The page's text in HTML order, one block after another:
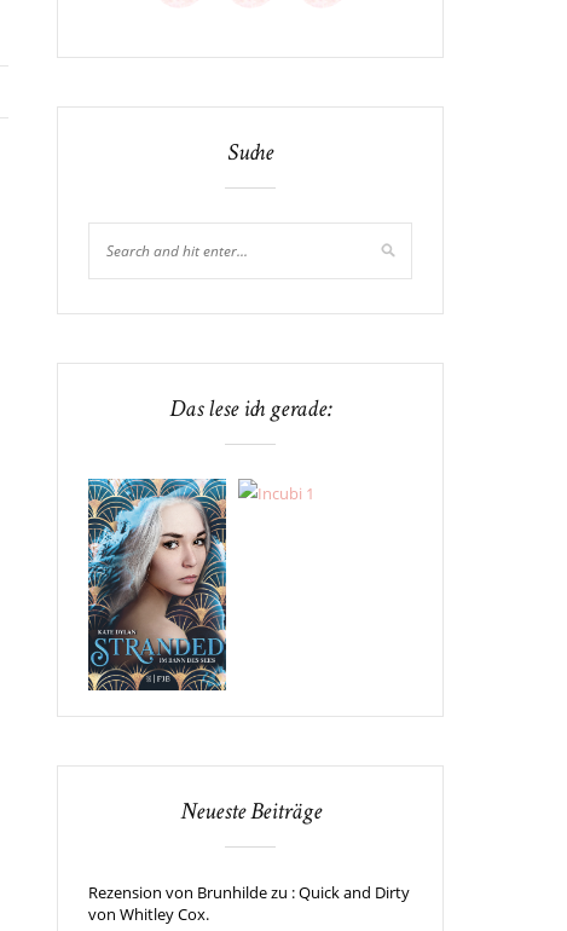
Suche
Das lese ich gerade:
Neueste Beiträge
Rezension von Brunhilde zu : Quick and Dirty
von Whitley Cox.